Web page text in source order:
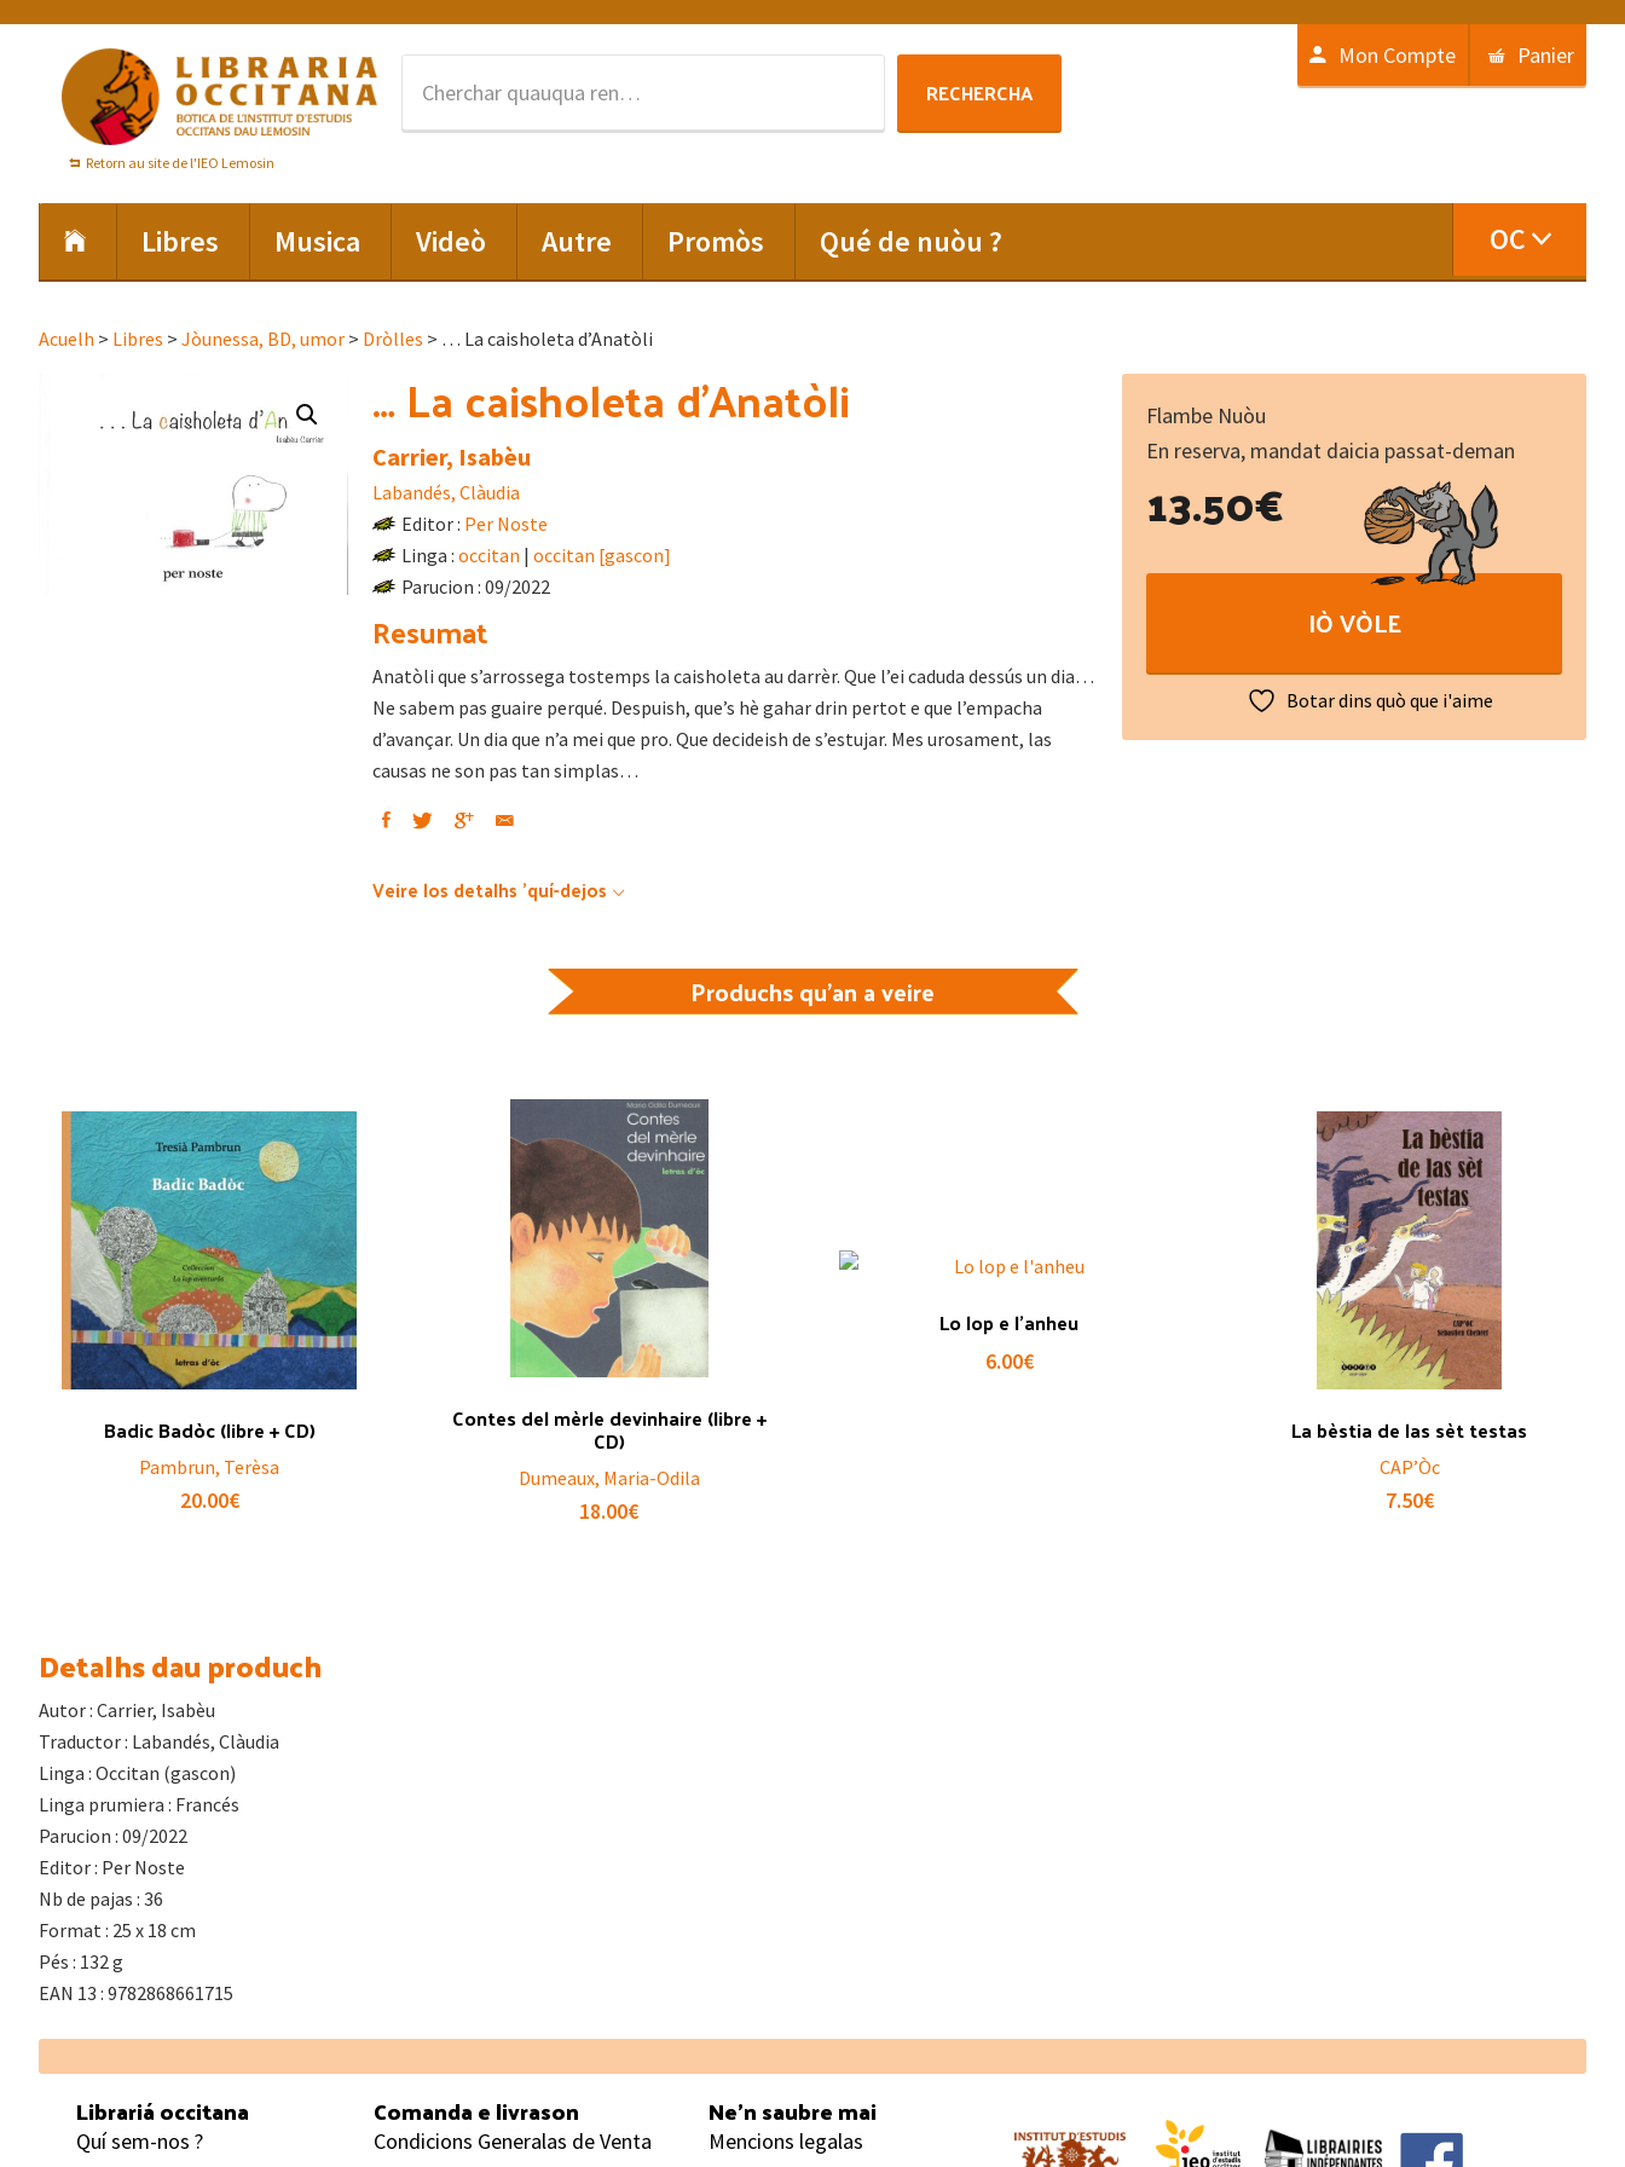
primary
navigation
content
Retorn au site de l'IEO Lemosin
:
RECHERCHA
Mon Compte Panier
Libres Musica Videò Autre Promòs Qué de nuòu ? OC
Acuelh > Libres > Jòunessa, BD, umor > Dròlles > … La caisholeta d’Anatòli
… La caisholeta d’Anatòli
Carrier, Isabèu
Labandés, Clàudia
Editor : Per Noste
Linga : occitan | occitan [gascon]
Parucion : 09/2022
Resumat
Anatòli que s’arrossega tostemps la caisholeta au darrèr. Que l’ei caduda dessús un dia…
Ne sabem pas guaire perqué. Despuish, que’s hè gahar drin pertot e que l’empacha
d’avançar. Un dia que n’a mei que pro. Que decideish de s’estujar. Mes urosament, las
causas ne son pas tan simplas…
Veire los detalhs 'quí-dejos
Flambe Nuòu
En reserva, mandat daicia passat-deman
13.50€
La
d'Anatòli
IÒ VÒLE
Botar dins quò que i'aime
Produchs qu'an a veire
Badic Badòc (libre + CD)
Pambrun, Terèsa
20.00€
Contes del mèrle devinhaire (libre +
CD)
Dumeaux, Maria-Odila
18.00€
Lo lop e l’anheu
6.00€
La bèstia de las sèt testas
CAP’Òc
7.50€
Detalhs dau produch
Autor : Carrier, Isabèu
Traductor : Labandés, Clàudia
Linga : Occitan (gascon)
Linga prumiera : Francés
Parucion : 09/2022
Editor : Per Noste
Nb de pajas : 36
Format : 25 x 18 cm
Pés : 132 g
EAN 13 : 9782868661715
Footer
Librariá occitana
Quí sem-nos ?
Comanda e livrason
Condicions Generalas de Venta
Ne’n saubre mai
Mencions legalas